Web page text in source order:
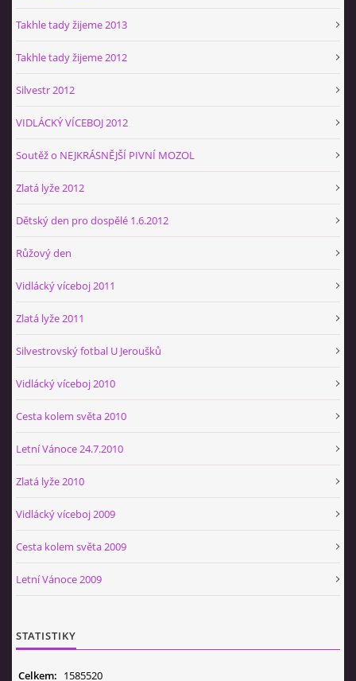
Takhle tady žijeme 2013
Takhle tady žijeme 2012
Silvestr 2012
VIDLÁCKÝ VÍCEBOJ 2012
Soutěž o NEJKRÁSNĚJŠÍ PIVNÍ MOZOL
Zlatá lyže 2012
Dětský den pro dospělé 1.6.2012
Růžový den
Vidlácký víceboj 2011
Zlatá lyže 2011
Silvestrovský fotbal U Jeroušků
Vidlácký víceboj 2010
Cesta kolem světa 2010
Letní Vánoce 24.7.2010
Zlatá lyže 2010
Vidlácký víceboj 2009
Cesta kolem světa 2009
Letní Vánoce 2009
STATISTIKY
Celkem: 1585520